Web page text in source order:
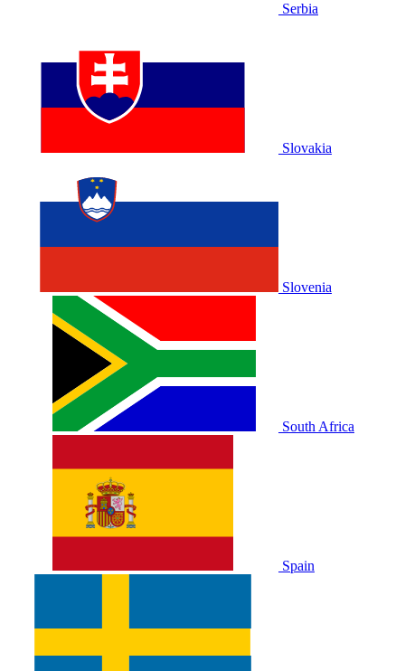
Serbia
Slovakia
Slovenia
South Africa
Spain